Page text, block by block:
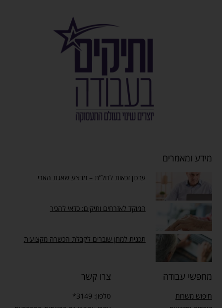
מידע ומאמרים
עדכון זכאות לחל”ת – מבצע שאגת הארי
המוקד לאזרחים ותיקים: כדאי להכיר
תכנית למתן שוברים לקבלת הכשרה מקצועית
מחפשי עבודה
חיפוש משרות
צרו קשר
טלפון: 3149*